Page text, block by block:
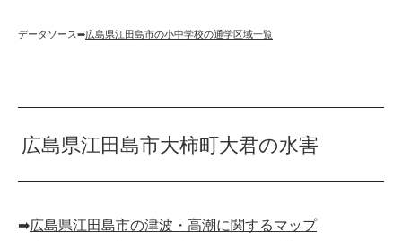
データソース➡︎広島県江田島市の小中学校の通学区域一覧
広島県江田島市大柿町大君の水害
➡︎広島県江田島市の津波・高潮に関するマップ